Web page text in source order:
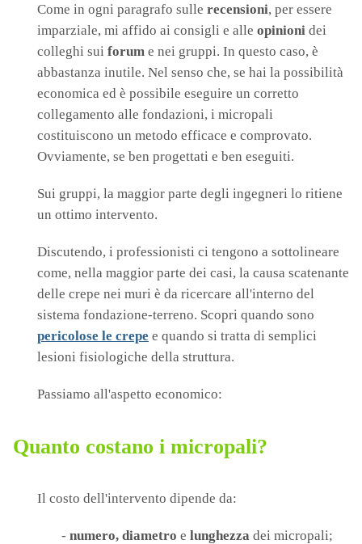
Come in ogni paragrafo sulle recensioni, per essere
imparziale, mi affido ai consigli e alle opinioni dei
colleghi sui forum e nei gruppi. In questo caso, è
abbastanza inutile. Nel senso che, se hai la possibilità
economica ed è possibile eseguire un corretto
collegamento alle fondazioni, i micropali
costituiscono un metodo efficace e comprovato.
Ovviamente, se ben progettati e ben eseguiti.
Sui gruppi, la maggior parte degli ingegneri lo ritiene
un ottimo intervento.
Discutendo, i professionisti ci tengono a sottolineare
come, nella maggior parte dei casi, la causa scatenante
delle crepe nei muri è da ricercare all'interno del
sistema fondazione-terreno. Scopri quando sono
pericolose le crepe e quando si tratta di semplici
lesioni fisiologiche della struttura.
Passiamo all'aspetto economico:
Quanto costano i micropali?
Il costo dell'intervento dipende da:
- numero, diametro e lunghezza dei micropali;